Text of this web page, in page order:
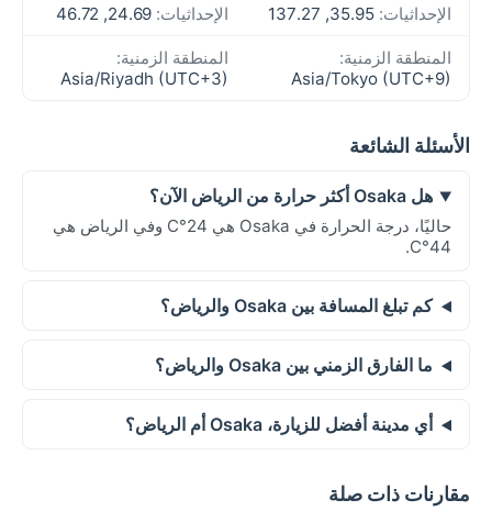
الإحداثيات: الإحداثيات:
المنطقة الزمنية:
Asia/Tokyo (UTC+9)
المنطقة الزمنية:
Asia/Riyadh (UTC+3)
الأسئلة الشائعة
هل Osaka أكثر حرارة من الرياض الآن؟
حاليًا، درجة الحرارة في Osaka هي 24°C وفي الرياض هي
44°C.
كم تبلغ المسافة بين Osaka والرياض؟
ما الفارق الزمني بين Osaka والرياض؟
أي مدينة أفضل للزيارة، Osaka أم الرياض؟
مقارنات ذات صلة